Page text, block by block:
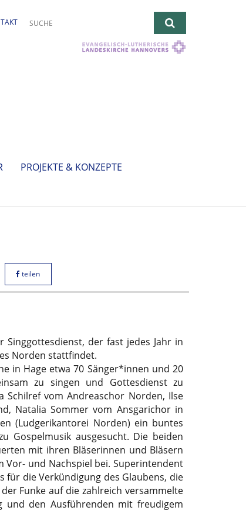
PROJEKTE & KONZEPTE
teilen
der fast jedes Jahr in
Norden stattfindet.
in Hage etwa 70 Sänger*innen und 20
zu singen und Gottesdienst zu
vom Andreaschor Norden, Ilse
Natalia Sommer vom Ansgarichor in
(Ludgerikantorei Norden) ein buntes
Gospelmusik ausgesucht. Die beiden
mit ihren Bläserinnen und Bläsern
Vor- und Nachspiel bei. Superintendent
für die Verkündigung des Glaubens, die
Funke auf die zahlreich versammelte
und den Ausführenden mit freudigem